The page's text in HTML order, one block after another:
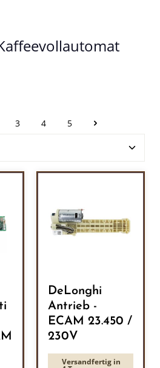
Seite
3 Seite
4 Seite
5
DeLonghi
Antrieb -
ECAM 23.450 /
230V
Versandfertig in